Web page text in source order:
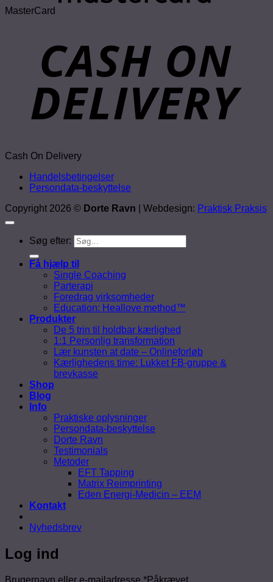
MasterCard
Cash On Delivery
Handelsbetingelser
Persondata-beskyttelse
Copyright 2026 © Dorte Ravn | Webdesign: Praktisk Praksis
Søg efter:
Få hjælp til
Single Coaching
Parterapi
Foredrag virksomheder
Education: Heallove method™
Produkter
De 5 trin til holdbar kærlighed
1:1 Personlig transformation
Lær kunsten at date – Onlineforløb
Kærlighedens time: Lukket FB-gruppe &
brevkasse
Shop
Blog
Info
Praktiske oplysninger
Persondata-beskyttelse
Dorte Ravn
Testimonials
Metoder
EFT Tapping
Matrix Reimprinting
Eden Energi-Medicin – EEM
Kontakt
Nyhedsbrev
Log ind
Brugernavn eller e-mailadresse *Påkrævet